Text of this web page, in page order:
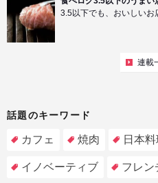
3.5以下でも、おいしいお
連載
話題のキーワード
カフェ 焼肉 日本料
イノベーティブ フレン